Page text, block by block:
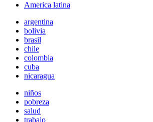
America latina
argentina
bolivia
brasil
chile
colombia
cuba
nicaragua
niños
pobreza
salud
trabajo